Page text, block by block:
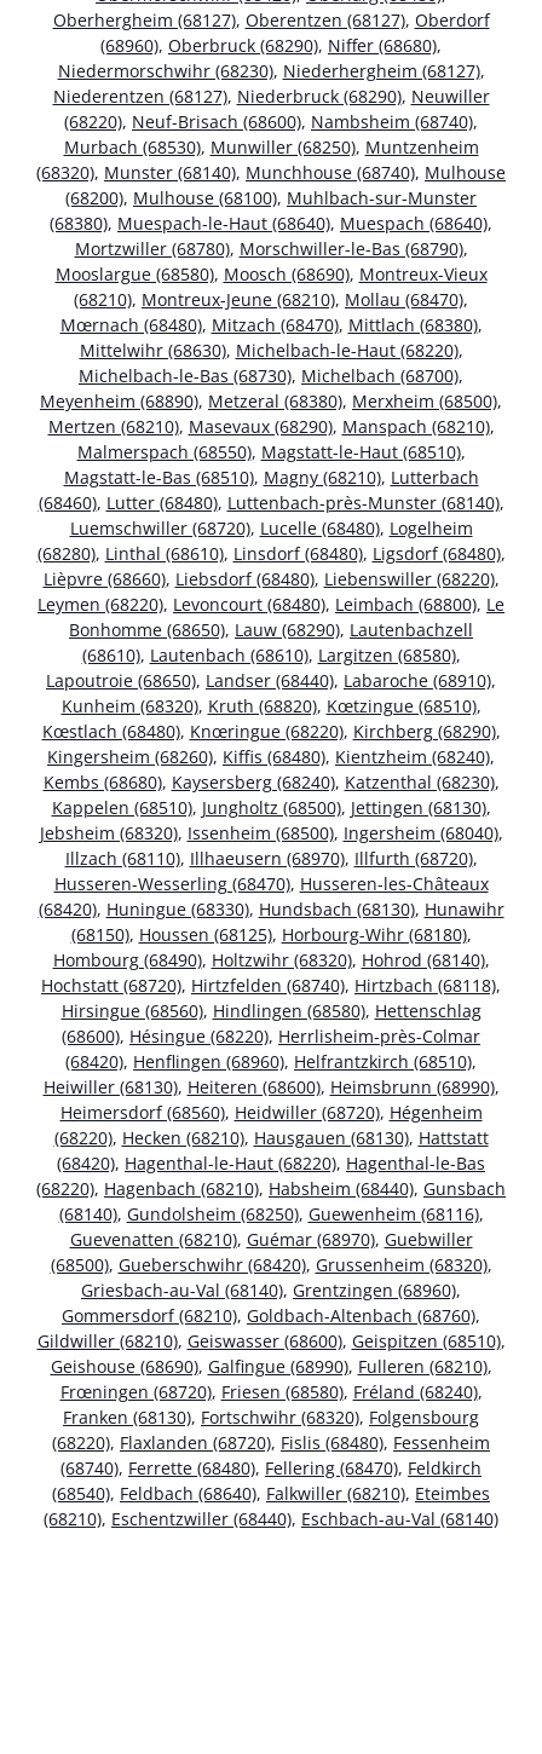
Oberhergheim (68127), Oberentzen (68127), Oberdorf
(68960), Oberbruck (68290), Niffer (68680),
Niedermorschwihr (68230), Niederhergheim (68127),
Niederentzen (68127), Niederbruck (68290), Neuwiller
(68220), Neuf-Brisach (68600), Nambsheim (68740),
Murbach (68530), Munwiller (68250), Muntzenheim
(68320), Munster (68140), Munchhouse (68740), Mulhouse
(68200), Mulhouse (68100), Muhlbach-sur-Munster
(68380), Muespach-le-Haut (68640), Muespach (68640),
Mortzwiller (68780), Morschwiller-le-Bas (68790),
Mooslargue (68580), Moosch (68690), Montreux-Vieux
(68210), Montreux-Jeune (68210), Mollau (68470),
Mœrnach (68480), Mitzach (68470), Mittlach (68380),
Mittelwihr (68630), Michelbach-le-Haut (68220),
Michelbach-le-Bas (68730), Michelbach (68700),
Meyenheim (68890), Metzeral (68380), Merxheim (68500),
Mertzen (68210), Masevaux (68290), Manspach (68210),
Malmerspach (68550), Magstatt-le-Haut (68510),
Magstatt-le-Bas (68510), Magny (68210), Lutterbach
(68460), Lutter (68480), Luttenbach-près-Munster (68140),
Luemschwiller (68720), Lucelle (68480), Logelheim
(68280), Linthal (68610), Linsdorf (68480), Ligsdorf (68480),
Lièpvre (68660), Liebsdorf (68480), Liebenswiller (68220),
Leymen (68220), Levoncourt (68480), Leimbach (68800), Le
Bonhomme (68650), Lauw (68290), Lautenbachzell
(68610), Lautenbach (68610), Largitzen (68580),
Lapoutroie (68650), Landser (68440), Labaroche (68910),
Kunheim (68320), Kruth (68820), Kœtzingue (68510),
Kœstlach (68480), Knœringue (68220), Kirchberg (68290),
Kingersheim (68260), Kiffis (68480), Kientzheim (68240),
Kembs (68680), Kaysersberg (68240), Katzenthal (68230),
Kappelen (68510), Jungholtz (68500), Jettingen (68130),
Jebsheim (68320), Issenheim (68500), Ingersheim (68040),
Illzach (68110), Illhaeusern (68970), Illfurth (68720),
Husseren-Wesserling (68470), Husseren-les-Châteaux
(68420), Huningue (68330), Hundsbach (68130), Hunawihr
(68150), Houssen (68125), Horbourg-Wihr (68180),
Hombourg (68490), Holtzwihr (68320), Hohrod (68140),
Hochstatt (68720), Hirtzfelden (68740), Hirtzbach (68118),
Hirsingue (68560), Hindlingen (68580), Hettenschlag
(68600), Hésingue (68220), Herrlisheim-près-Colmar
(68420), Henflingen (68960), Helfrantzkirch (68510),
Heiwiller (68130), Heiteren (68600), Heimsbrunn (68990),
Heimersdorf (68560), Heidwiller (68720), Hégenheim
(68220), Hecken (68210), Hausgauen (68130), Hattstatt
(68420), Hagenthal-le-Haut (68220), Hagenthal-le-Bas
(68220), Hagenbach (68210), Habsheim (68440), Gunsbach
(68140), Gundolsheim (68250), Guewenheim (68116),
Guevenatten (68210), Guémar (68970), Guebwiller
(68500), Gueberschwihr (68420), Grussenheim (68320),
Griesbach-au-Val (68140), Grentzingen (68960),
Gommersdorf (68210), Goldbach-Altenbach (68760),
Gildwiller (68210), Geiswasser (68600), Geispitzen (68510),
Geishouse (68690), Galfingue (68990), Fulleren (68210),
Frœningen (68720), Friesen (68580), Fréland (68240),
Franken (68130), Fortschwihr (68320), Folgensbourg
(68220), Flaxlanden (68720), Fislis (68480), Fessenheim
(68740), Ferrette (68480), Fellering (68470), Feldkirch
(68540), Feldbach (68640), Falkwiller (68210), Eteimbes
(68210), Eschentzwiller (68440), Eschbach-au-Val (68140)